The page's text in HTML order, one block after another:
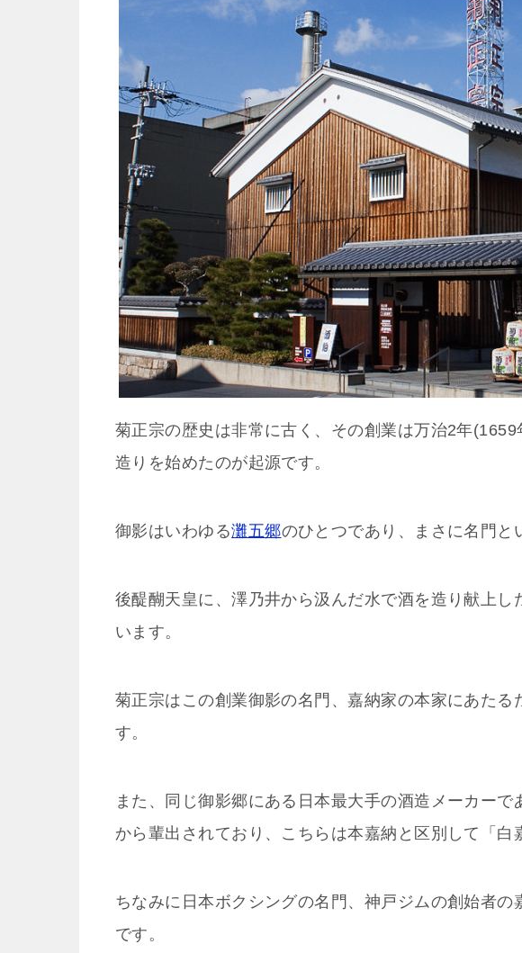
菊正宗の歴史は非常に古く、その創業は万治2年
造りを始めたのが起源です。
御影はいわゆる灘五郷のひとつであり、まさに名門と
後醍醐天皇に、澤乃井から汲んだ水で酒を造り献上し
います。
菊正宗はこの創業御影の名門、嘉納家の本家にあたる
す。
また、同じ御影郷にある日本最大手の酒造メーカーで
から輩出されており、こちらは本嘉納と区別して「白
ちなみに日本ボクシングの名門、神戸ジムの創始者の
です。